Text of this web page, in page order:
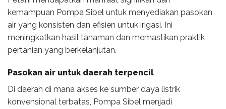
kemampuan Pompa Sibel untuk menyediakan pasokan
air yang konsisten dan efisien untuk irigasi. Ini
meningkatkan hasil tanaman dan memastikan praktik
pertanian yang berkelanjutan.
Pasokan air untuk daerah terpencil
Di daerah di mana akses ke sumber daya listrik
konvensional terbatas, Pompa Sibel menjadi